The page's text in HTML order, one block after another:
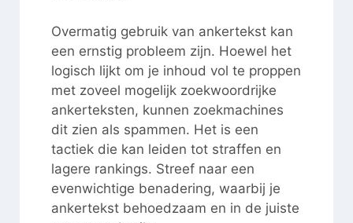
Overmatig gebruik van ankertekst kan
een ernstig probleem zijn. Hoewel het
logisch lijkt om je inhoud vol te proppen
met zoveel mogelijk zoekwoordrijke
ankerteksten, kunnen zoekmachines
dit zien als spammen. Het is een
tactiek die kan leiden tot straffen en
lagere rankings. Streef naar een
evenwichtige benadering, waarbij je
ankertekst behoedzaam en in de juiste